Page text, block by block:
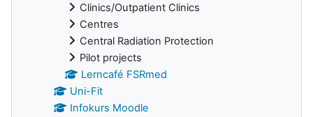
Clinics/Outpatient Clinics
Centres
Central Radiation Protection
Pilot projects
Lerncafé FSRmed
Uni-Fit
Infokurs Moodle